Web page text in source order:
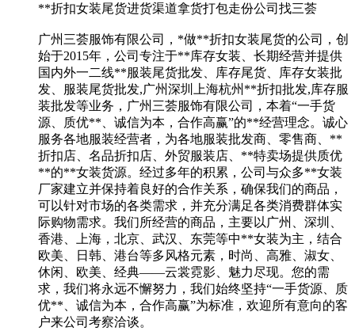
**折扣女装尾货进货渠道拿货打包走份公司找三荟
广州三荟服饰有限公司，*做**折扣女装尾货的公司，创
始于2015年，公司专注于**库存女装、长期经营并提供
国内外一二线**服装尾货批发、库存尾货、库存女装批
发、服装尾货批发,广州深圳上海杭州**折扣批发,库存服
装批发等业务，广州三荟服饰有限公司，本着“一手货
源、质优**、诚信为本，合作高赢”的**经营理念。诚心
服务各地服装经营者，为各地服装批发商、零售商、**
折扣店、名品折扣店、外贸服装店、**特卖场提供质优
**的**女装货源。经过多年的积累，公司与众多**女装
厂家建立并保持着良好的合作关系，确保我们的商品，
可以针对市场的各类需求，并充分满足各类消费群体实
际购物需求。我们所经营的商品，主要以广州、深圳、
香港、上海，北京、武汉、东莞等中**女装为主，结合
欧美、日韩、港台等多风格元素，时尚、高雅、淑女、
休闲、欧美、经典——云裳霓影、魅力尽现。您的需
求，我们将永远不懈努力，我们始终坚持“一手货源、质
优**、诚信为本，合作高赢”为标准，欢迎所有意向的客
户来公司考察洽谈。